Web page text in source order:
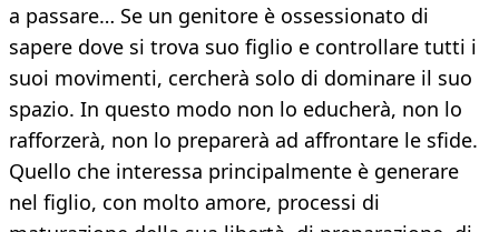
a passare… Se un genitore è ossessionato di
sapere dove si trova suo figlio e controllare tutti i
suoi movimenti, cercherà solo di dominare il suo
spazio. In questo modo non lo educherà, non lo
rafforzerà, non lo preparerà ad affrontare le sfide.
Quello che interessa principalmente è generare
nel figlio, con molto amore, processi di